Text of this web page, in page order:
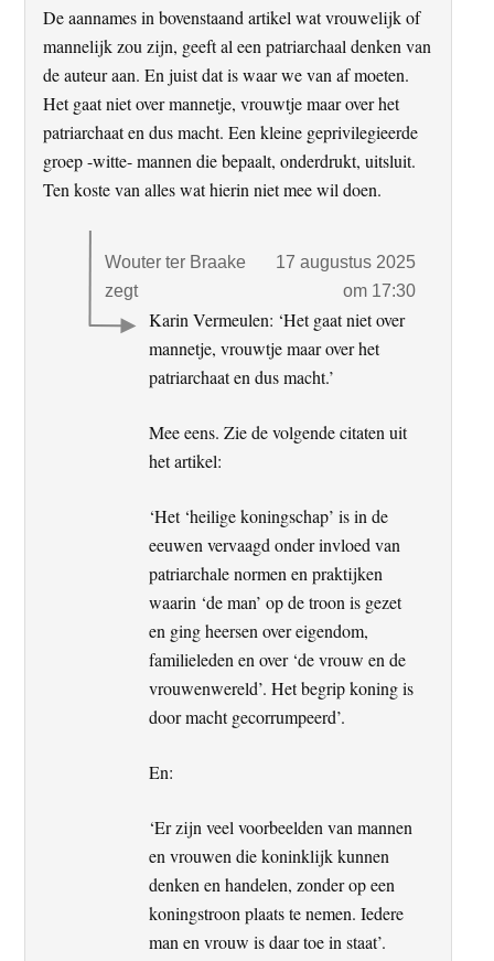
De aannames in bovenstaand artikel wat vrouwelijk of
mannelijk zou zijn, geeft al een patriarchaal denken van
de auteur aan. En juist dat is waar we van af moeten.
Het gaat niet over mannetje, vrouwtje maar over het
patriarchaat en dus macht. Een kleine geprivilegieerde
groep -witte- mannen die bepaalt, onderdrukt, uitsluit.
Ten koste van alles wat hierin niet mee wil doen.
Wouter ter Braake
zegt
17 augustus 2025
om 17:30
Karin Vermeulen: ‘Het gaat niet over
mannetje, vrouwtje maar over het
patriarchaat en dus macht.’
Mee eens. Zie de volgende citaten uit
het artikel:
‘Het ‘heilige koningschap’ is in de
eeuwen vervaagd onder invloed van
patriarchale normen en praktijken
waarin ‘de man’ op de troon is gezet
en ging heersen over eigendom,
familieleden en over ‘de vrouw en de
vrouwenwereld’. Het begrip koning is
door macht gecorrumpeerd’.
En:
‘Er zijn veel voorbeelden van mannen
en vrouwen die koninklijk kunnen
denken en handelen, zonder op een
koningstroon plaats te nemen. Iedere
man en vrouw is daar toe in staat’.